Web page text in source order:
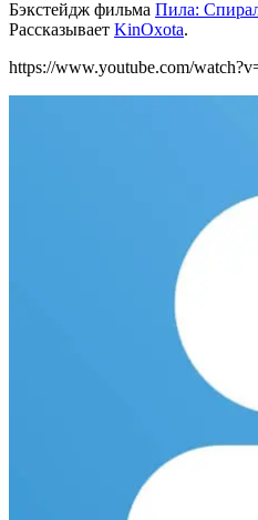
Бэкстейдж фильма Пила:
Рассказывает KinOxota.
https://www.youtube.com/